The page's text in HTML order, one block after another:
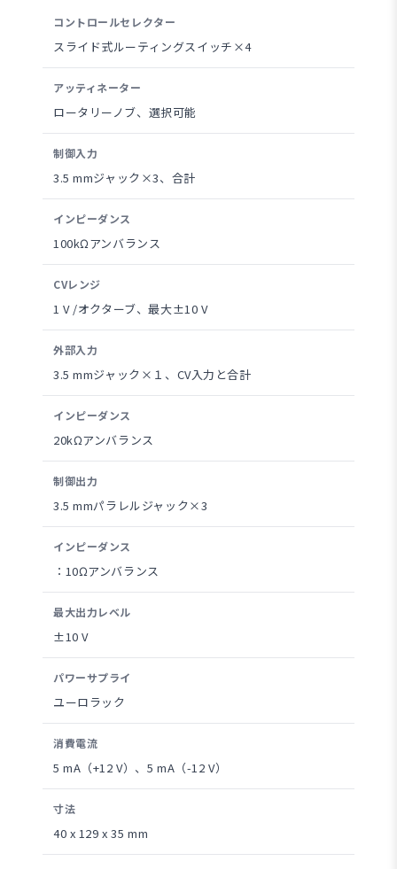
コントロールセレクター
スライド式ルーティングスイッチ×4
アッティネーター
ロータリーノブ、選択可能
制御入力
3.5 mmジャック×3、合計
インピーダンス
100kΩアンバランス
CVレンジ
1 V /オクターブ、最大±10 V
外部入力
3.5 mmジャック×１、CV入力と合計
インピーダンス
20kΩアンバランス
制御出力
3.5 mmパラレルジャック×3
インピーダンス
：10Ωアンバランス
最大出力レベル
±10 V
パワーサプライ
ユーロラック
消費電流
5 mA（+12 V）、5 mA（-12 V）
寸法
40 x 129 x 35 mm